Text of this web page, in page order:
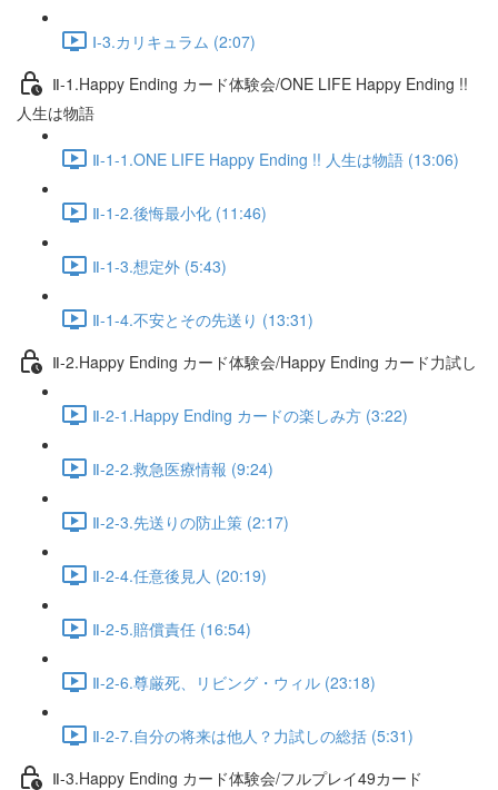
Ⅰ-3.カリキュラム (2:07)
Ⅱ-1.Happy Ending カード体験会/ONE LIFE Happy Ending !!
人生は物語
Ⅱ-1-1.ONE LIFE Happy Ending !! 人生は物語 (13:06)
Ⅱ-1-2.後悔最小化 (11:46)
Ⅱ-1-3.想定外 (5:43)
Ⅱ-1-4.不安とその先送り (13:31)
Ⅱ-2.Happy Ending カード体験会/Happy Ending カード力試し
Ⅱ-2-1.Happy Ending カードの楽しみ方 (3:22)
Ⅱ-2-2.救急医療情報 (9:24)
Ⅱ-2-3.先送りの防止策 (2:17)
Ⅱ-2-4.任意後見人 (20:19)
Ⅱ-2-5.賠償責任 (16:54)
Ⅱ-2-6.尊厳死、リビング・ウィル (23:18)
Ⅱ-2-7.自分の将来は他人？力試しの総括 (5:31)
Ⅱ-3.Happy Ending カード体験会/フルプレイ49カード